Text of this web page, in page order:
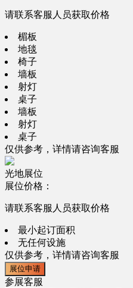
请联系客服人员获取价格
楣板
地毯
椅子
墙板
射灯
桌子
墙板
射灯
桌子
仅供参考，详情请咨询客服
光地展位
展位价格：
请联系客服人员获取价格
最小起订面积
无任何设施
仅供参考，详情请咨询客服
展位申请
参展客服